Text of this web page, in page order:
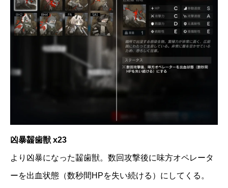
凶暴齧歯獣 x23
より凶暴になった齧歯獣。数回攻撃後に味方オペレータ
ーを出血状態（数秒間HPを失い続ける）にしてくる。